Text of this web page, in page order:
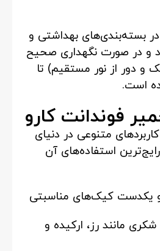
بسته‌بندی‌های بهداشتی و
و در صورت نگهداری صحیح
دور از نور مستقیم) تا
است.
فوندانت کارو
متنوعی در دنیای
استفاده‌های آن
کیک‌های مناسبتی
مانند رز، ارکیده و